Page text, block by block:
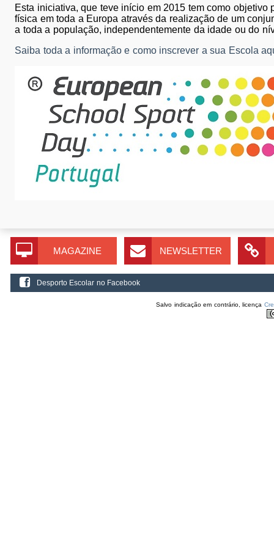
Esta iniciativa, que teve início em 2015 tem como objetivo
física em toda a Europa através da realização de um
a toda a população, independentemente da idade ou do
Saiba toda a informação e como inscrever a sua Escola
MAGAZINE NEWSLETTER
Desporto Escolar no Facebook
Salvo indicação em contrário, licença